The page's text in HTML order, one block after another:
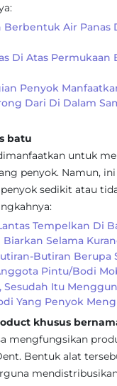
Berbentuk Air Panas
Di Atas Permukaan
Penyok
Dari Di Dalam
batu
untuk
penyok. Namun,
sedikit atau
Tempelkan Di
Selama
Butiran Berupa
Pintu/bodi
Sesudah Itu
Yang Penyok
khusus
mengfungsikan
Bentuk alat